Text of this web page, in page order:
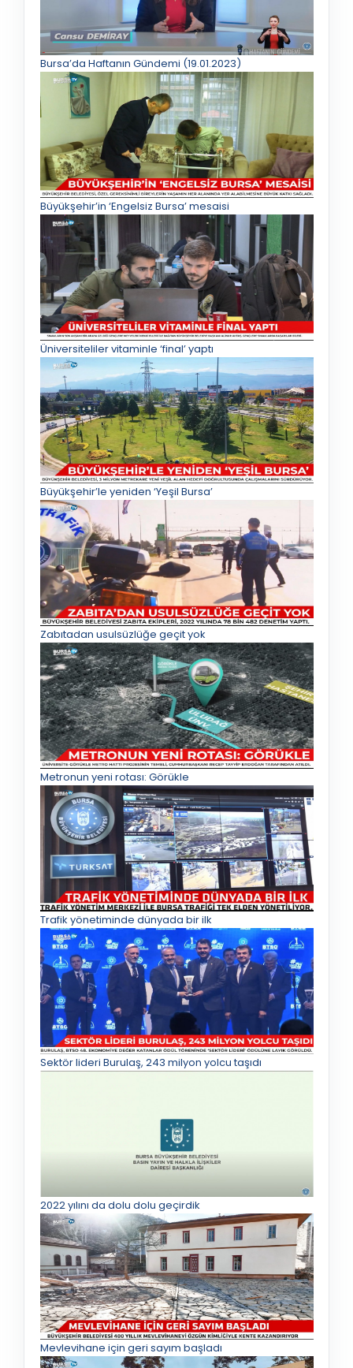
Bursa’da Haftanın Gündemi (19.01.2023)
Büyükşehir’in ‘Engelsiz Bursa’ mesaisi
Üniversiteliler vitaminle ‘final’ yaptı
Büyükşehir’le yeniden ‘Yeşil Bursa’
Zabıtadan usulsüzlüğe geçit yok
Metronun yeni rotası: Görükle
Trafik yönetiminde dünyada bir ilk
Sektör lideri Burulaş, 243 milyon yolcu taşıdı
2022 yılını da dolu dolu geçirdik
Mevlevihane için geri sayım başladı